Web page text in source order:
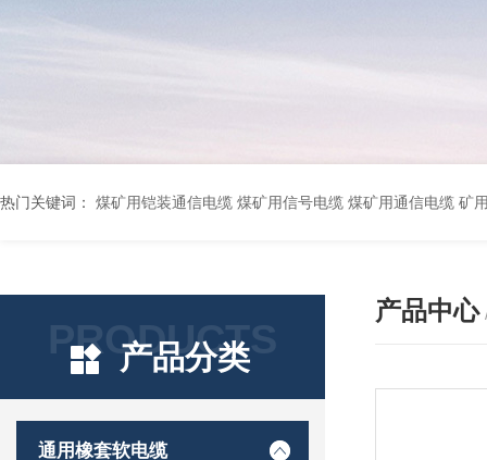
热门关键词： 煤矿用铠装通信电缆 煤矿用信号电缆 煤矿用通信电缆 矿用阻燃通信电缆 矿用监控电缆 矿用通信电缆 橡套软电缆YZ-3*1.5+1 YCW橡胶电缆3*10+1*6 船用橡套软电缆CEFR-3*2.5 煤矿用移动橡套软电缆MY3*4+1*4
PRODUCTS
产品分类
通用橡套软电缆
产品中心